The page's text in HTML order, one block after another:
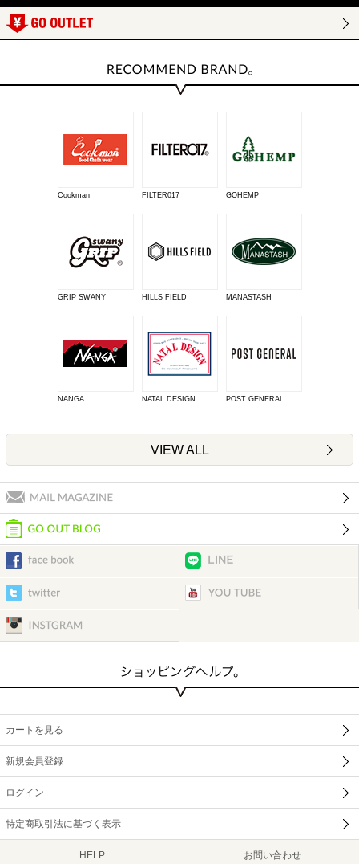
Cookman FILTER017 GOHEMP
GRIP SWANY HILLS FIELD MANASTASH
NANGA NATAL DESIGN POST GENERAL
VIEW ALL
カートを見る
新規会員登録
ログイン
特定商取引法に基づく表示
HELP お問い合わせ